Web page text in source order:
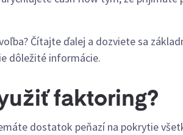
Čítajte ďalej a dozviete sa
dôležité informácie.
faktoring?
dostatok peňazí na pokrytie